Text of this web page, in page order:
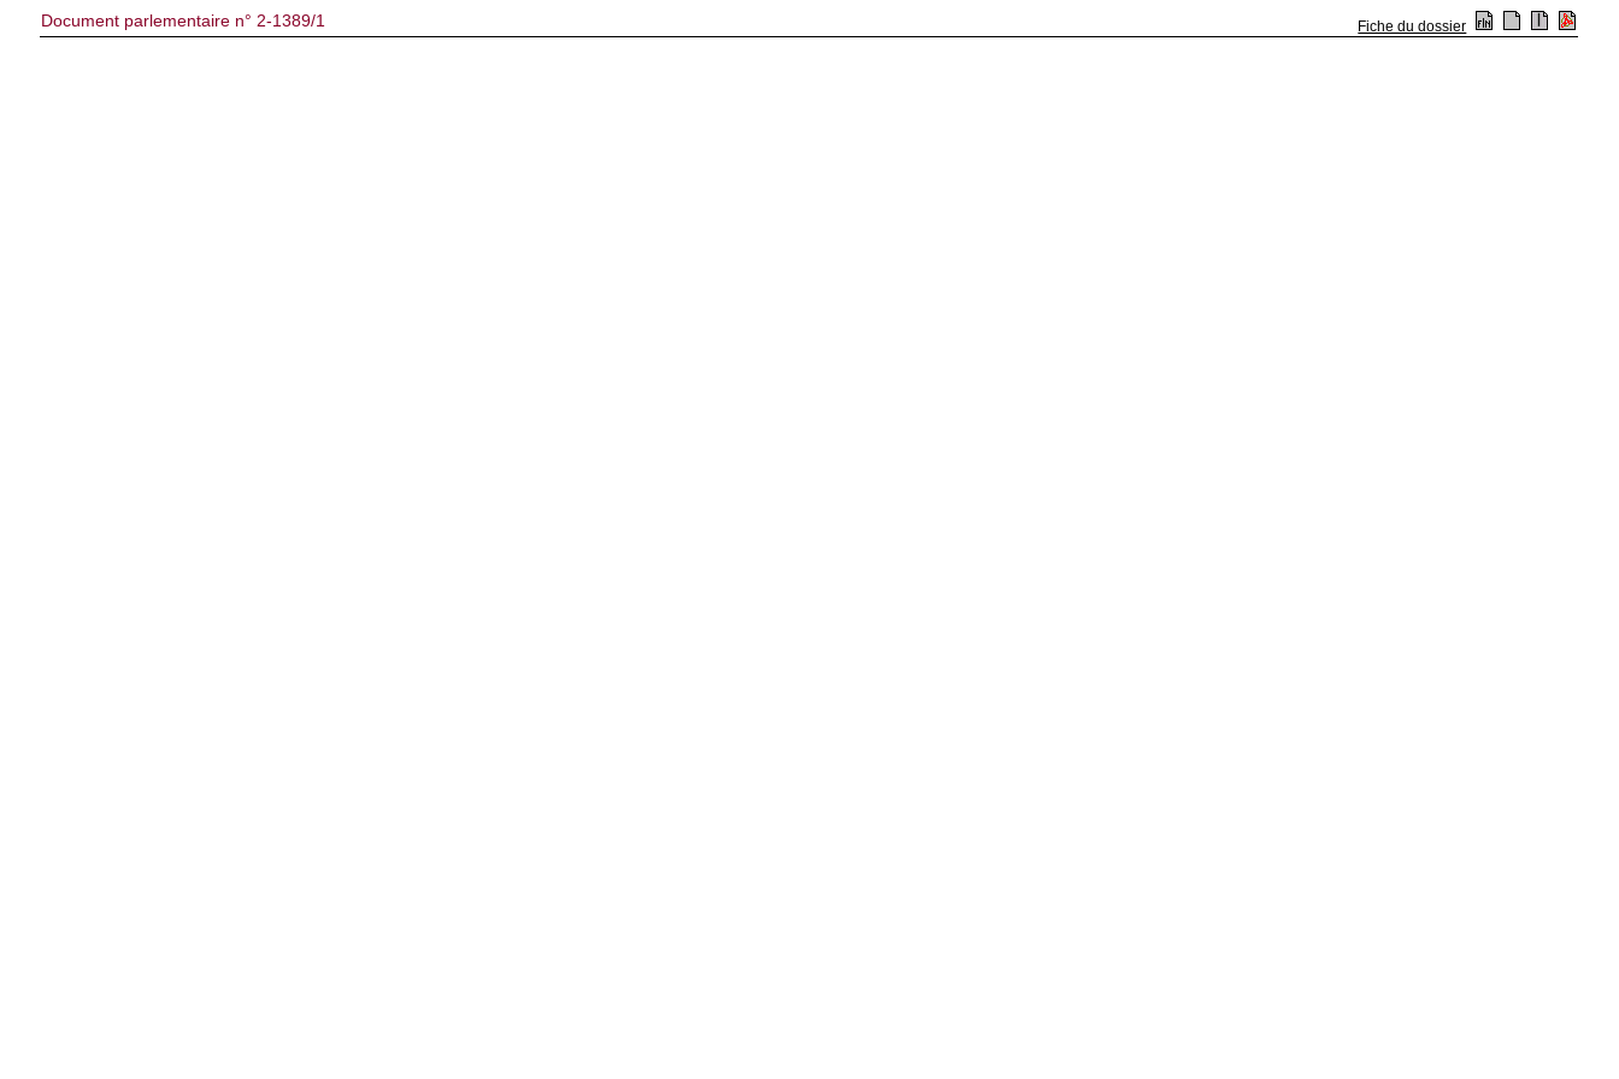
Document parlementaire n° 2-1389/1 Fiche du dossier